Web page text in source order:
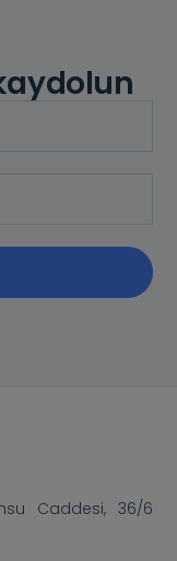
Caddesi, 36/6